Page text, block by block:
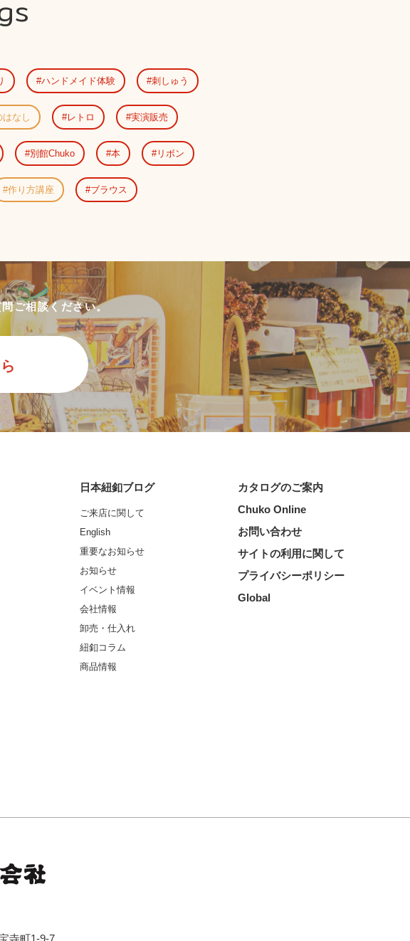
ハンドメイド体験 刺しゅう
はなし レトロ 実演販売
別館Chuko 本 リボン
作り方講座 ブラウス
ご相談ください。
日本紐釦ブログ
ご来店に関して
English
重要なお知らせ
お知らせ
イベント情報
会社情報
卸売・仕入れ
紐釦コラム
商品情報
カタログのご案内
Chuko Online
お問い合わせ
サイトの利用に関して
プライバシーポリシー
Global
寺町1-9-7